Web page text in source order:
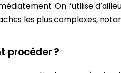
On l’utilise
les plus complexes,
procéder ?